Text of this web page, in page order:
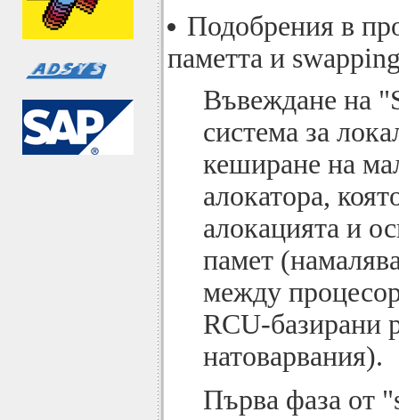
Подобрения в
паметта и
Въвеждане на
система за
кеширане на
алокатора,
алокацията и
памет
между
RCU-базирани
натоварвания).
Първа фаза от